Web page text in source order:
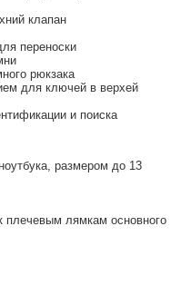
клапан
переноски
рюкзака
для ключей в верхей
и поиска
размером до 13
плечевым лямкам основного